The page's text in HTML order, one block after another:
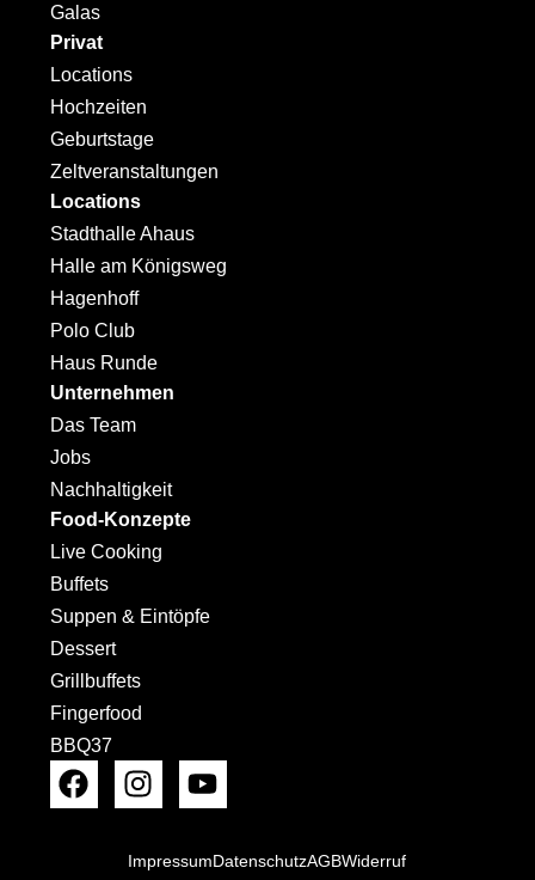
Galas
Privat
Locations
Hochzeiten
Geburtstage
Zeltveranstaltungen
Locations
Stadthalle Ahaus
Halle am Königsweg
Hagenhoff
Polo Club
Haus Runde
Unternehmen
Das Team
Jobs
Nachhaltigkeit
Food-Konzepte
Live Cooking
Buffets
Suppen & Eintöpfe
Dessert
Grillbuffets
Fingerfood
BBQ37
ImpressumDatenschutzAGBWiderruf